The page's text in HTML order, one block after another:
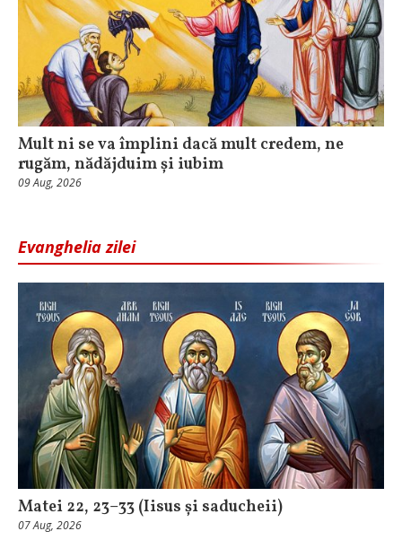
Mult ni se va împlini dacă mult credem, ne
rugăm, nădăjduim și iubim
09 Aug, 2026
Evanghelia zilei
Matei 22, 23–33 (Iisus și saducheii)
07 Aug, 2026